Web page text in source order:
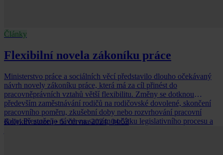
Články
Flexibilní novela zákoníku práce
Ministerstvo práce a sociálních věcí představilo dlouho očekávaný
návrh novely zákoníku práce, která má za cíl přinést do
pracovněprávních vztahů větší flexibilitu. Změny se dotknou
především zaměstnávání rodičů na rodičovské dovolené, skončení
pracovního poměru, zkušební doby nebo rozvrhování pracovní
doby. Přestože je návrh na samém počátku legislativního procesu a
Kolektiv autorů • 5. června 2024, 04:53